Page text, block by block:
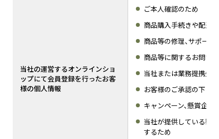
当社の運営するオンラインショ
ップにて会員登録を行ったお客
様の個人情報
ご本人確認のため
商品購入手続きや配送
商品等の修理、サポー
商品等に関するお問い
当社または業務提携先
お客様のご承認の下に
キャンペーン、懸賞企
当社が提供している製
するため